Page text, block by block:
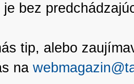
je bez
tip, alebo
na